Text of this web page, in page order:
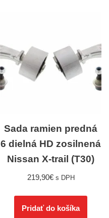
Sada ramien predná
6 dielná HD zosilnená
Nissan X-trail (T30)
219,90€ s DPH
Pridať do košíka